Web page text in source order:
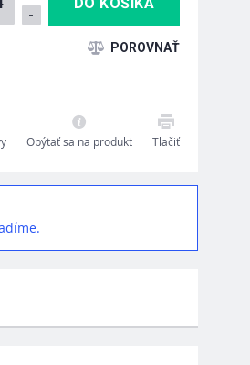
-
Opýtať sa na produkt Tlačiť